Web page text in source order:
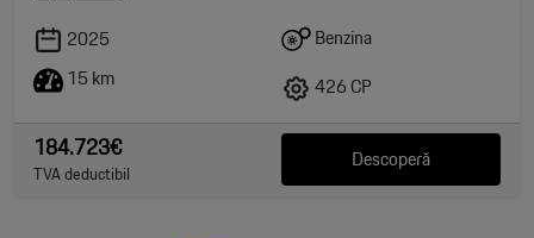
2025
15 km
Benzina
426 CP
184.723€
TVA deductibil Descoperă